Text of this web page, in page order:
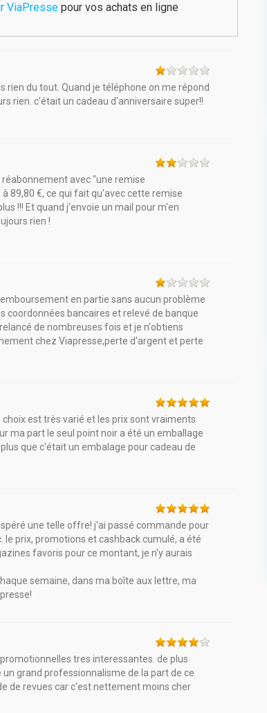
ViaPresse pour vos achats en ligne
rien du tout. Quand je téléphone on me répond
rien. c'était un cadeau d'anniversaire super!!
avec "une remise
89,80 €, ce qui fait qu'avec cette remise
!!! Et quand j'envoie un mail pour m'en
rien !
en partie sans aucun problème
coordonnées bancaires et relevé de banque
de nombreuses fois et je n'obtiens
chez Viapresse,perte d'argent et perte
est très varié et les prix sont vraiments
ma part le seul point noir a été un emballage
que c'était un embalage pour cadeau de
une telle offre! j'ai passé commande pour
le prix, promotions et cashback cumulé, a été
favoris pour ce montant, je n'y aurais
semaine, dans ma boîte aux lettre, ma
tres interessantes. de plus
grand professionnalisme de la part de ce
de revues car c'est nettement moins cher